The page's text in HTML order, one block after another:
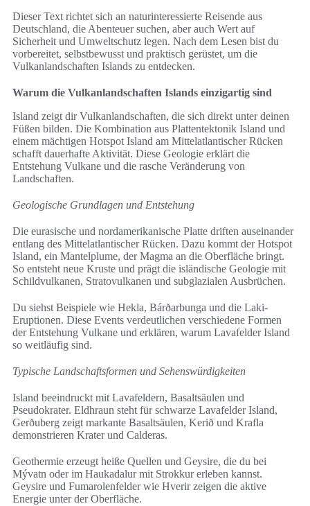
Dieser Text richtet sich an naturinteressierte Reisende aus
Deutschland, die Abenteuer suchen, aber auch Wert auf
Sicherheit und Umweltschutz legen. Nach dem Lesen bist du
vorbereitet, selbstbewusst und praktisch gerüstet, um die
Vulkanlandschaften Islands zu entdecken.
Warum die Vulkanlandschaften Islands einzigartig sind
Island zeigt dir Vulkanlandschaften, die sich direkt unter deinen
Füßen bilden. Die Kombination aus Plattentektonik Island und
einem mächtigen Hotspot Island am Mittelatlantischer Rücken
schafft dauerhafte Aktivität. Diese Geologie erklärt die
Entstehung Vulkane und die rasche Veränderung von
Landschaften.
Geologische Grundlagen und Entstehung
Die eurasische und nordamerikanische Platte driften auseinander
entlang des Mittelatlantischer Rücken. Dazu kommt der Hotspot
Island, ein Mantelplume, der Magma an die Oberfläche bringt.
So entsteht neue Kruste und prägt die isländische Geologie mit
Schildvulkanen, Stratovulkanen und subglazialen Ausbrüchen.
Du siehst Beispiele wie Hekla, Bárðarbunga und die Laki-
Eruptionen. Diese Events verdeutlichen verschiedene Formen
der Entstehung Vulkane und erklären, warum Lavafelder Island
so weitläufig sind.
Typische Landschaftsformen und Sehenswürdigkeiten
Island beeindruckt mit Lavafeldern, Basaltsäulen und
Pseudokrater. Eldhraun steht für schwarze Lavafelder Island,
Gerðuberg zeigt markante Basaltsäulen, Kerið und Krafla
demonstrieren Krater und Calderas.
Geothermie erzeugt heiße Quellen und Geysire, die du bei
Mývatn oder im Haukadalur mit Strokkur erleben kannst.
Geysire und Fumarolenfelder wie Hverir zeigen die aktive
Energie unter der Oberfläche.